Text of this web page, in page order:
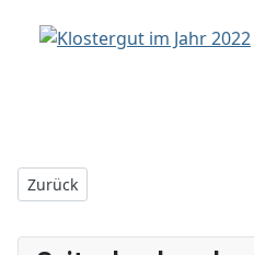
Vorheriger Beitrag: 2025 -
Zurück